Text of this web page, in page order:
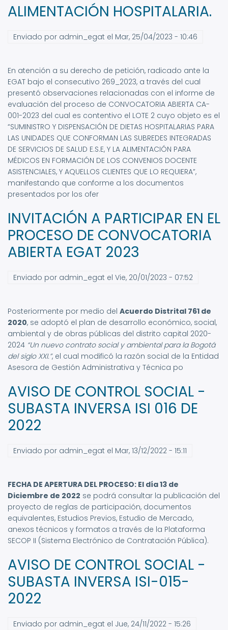
ALIMENTACIÓN HOSPITALARIA.
Enviado por admin_egat el Mar, 25/04/2023 - 10:46
En atención a su derecho de petición, radicado ante la
EGAT bajo el consecutivo 269_2023, a través del cual
presentó observaciones relacionadas con el informe de
evaluación del proceso de CONVOCATORIA ABIERTA CA-
001-2023 del cual es contentivo el LOTE 2 cuyo objeto es el
“SUMINISTRO Y DISPENSACIÓN DE DIETAS HOSPITALARIAS PARA
LAS UNIDADES QUE CONFORMAN LAS SUBREDES INTEGRADAS
DE SERVICIOS DE SALUD E.S.E, Y LA ALIMENTACIÓN PARA
MÉDICOS EN FORMACIÓN DE LOS CONVENIOS DOCENTE
ASISTENCIALES, Y AQUELLOS CLIENTES QUE LO REQUIERA”,
manifestando que conforme a los documentos
presentados por los ofer
INVITACIÓN A PARTICIPAR EN EL
PROCESO DE CONVOCATORIA
ABIERTA EGAT 2023
Enviado por admin_egat el Vie, 20/01/2023 - 07:52
Posteriormente por medio del Acuerdo Distrital 761 de
2020, se adoptó el plan de desarrollo económico, social,
ambiental y de obras públicas del distrito capital 2020-
2024 “Un nuevo contrato social y ambiental para la Bogotá
del siglo XXI.”, el cual modificó la razón social de la Entidad
Asesora de Gestión Administrativa y Técnica po
AVISO DE CONTROL SOCIAL -
SUBASTA INVERSA ISI 016 DE
2022
Enviado por admin_egat el Mar, 13/12/2022 - 15:11
FECHA DE APERTURA DEL PROCESO: El día 13 de
Diciembre de 2022 se podrá consultar la publicación del
proyecto de reglas de participación, documentos
equivalentes, Estudios Previos, Estudio de Mercado,
anexos técnicos y formatos a través de la Plataforma
SECOP II (Sistema Electrónico de Contratación Pública).
AVISO DE CONTROL SOCIAL -
SUBASTA INVERSA ISI-015-
2022
Enviado por admin_egat el Jue, 24/11/2022 - 15:26